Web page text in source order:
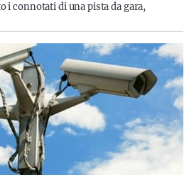
i connotati di una pista da gara,